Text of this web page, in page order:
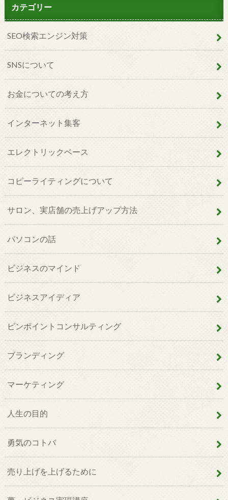
カテゴリー
SEO検索エンジン対策
SNSについて
お金についての考え方
インターネット集客
エレクトリックベース
コピーライティングについて
サロン、実店舗の売上げアップ方法
パソコンの話
ビジネスのマインド
ビジネスアイディア
ピンポイントコンサルティング
ブランディング
マーケティング
人生の目的
勇気のコトバ
売り上げを上げるために